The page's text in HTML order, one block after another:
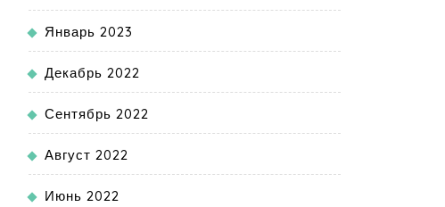
Январь 2023
Декабрь 2022
Сентябрь 2022
Август 2022
Июнь 2022